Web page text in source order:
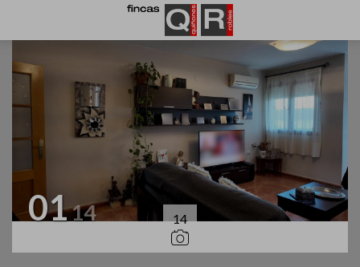
0114 14